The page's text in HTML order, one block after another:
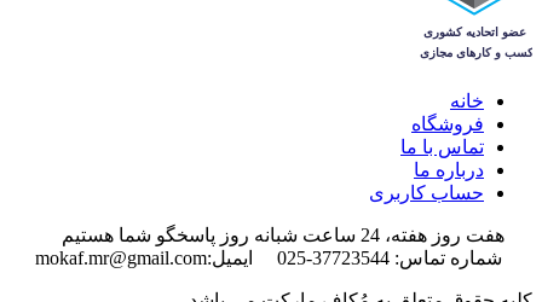
خانه
فروشگاه
تماس با ما
درباره ما
حساب کاربری
هفت روز هفته، 24 ساعت شبانه روز پاسخگو شما هستیم
شماره تماس: 37723544-025 ایمیل:mokaf.mr@gmail.com